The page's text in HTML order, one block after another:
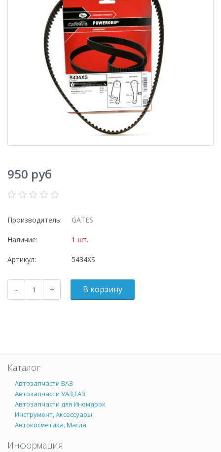
950 руб
Производитель: GATES
Наличие: 1 шт.
Артикул: 5434XS
Каталог
Автозапчасти ВАЗ
Автозапчасти УАЗ,ГАЗ
Автозапчасти для Иномарок
Инструмент, Аксессуары
Автокосметика, Масла
Информация